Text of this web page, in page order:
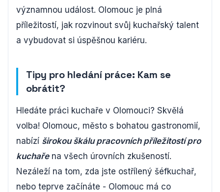
významnou událost. Olomouc je plná
příležitostí, jak rozvinout svůj kuchařský talent
a vybudovat si úspěšnou kariéru.
Tipy pro hledání práce: Kam se
obrátit?
Hledáte práci kuchaře v Olomouci? Skvělá
volba! Olomouc, město s bohatou gastronomií,
nabízí širokou škálu pracovních příležitostí pro
kuchařena všech úrovních zkušeností.
Nezáleží na tom, zda jste ostřílený šéfkuchař,
nebo teprve začínáte - Olomouc má co